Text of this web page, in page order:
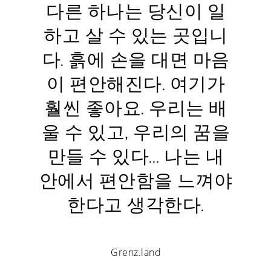
다른 하나는 당신이 일
하고 살 수 있는 곳입니
다. 흙에 손을 대면 마음
이 편안해진다. 여기가
훨씬 좋아요. 우리는 배
울 수 있고, 우리의 꿈을
만들 수 있다… 나는 내
안에서 편안함을 느껴야
한다고 생각한다.
Grenz.land